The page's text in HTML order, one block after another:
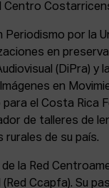
Centro
Periodismo por la
en
(DiPra) y
en
el Costa Rica
de talleres de
rurales de su país.
la Red
(Red Ccapfa). Su